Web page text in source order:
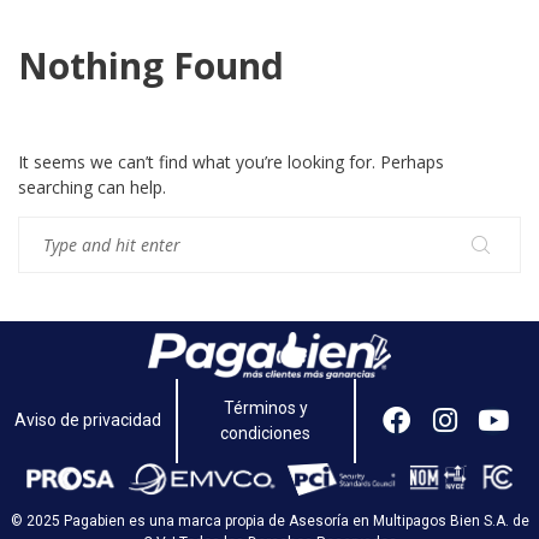
Nothing Found
It seems we can’t find what you’re looking for. Perhaps
searching can help.
Aviso de privacidad
Términos y
condiciones
© 2025 Pagabien es una marca propia de Asesoría en Multipagos Bien S.A. de